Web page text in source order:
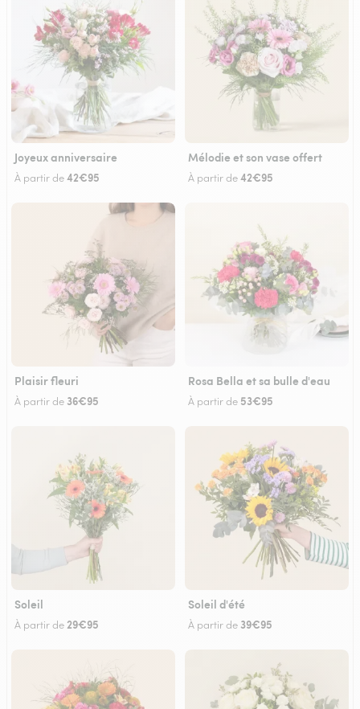
Joyeux anniversaire
À partir de42€95
Mélodie et son vase offert
À partir de42€95
Plaisir fleuri
À partir de 36€95
Rosa Bella et sa bulle d'eau
À partir de 53€95
Soleil
À partir de29€95
Soleil d'été
À partir de 39€95